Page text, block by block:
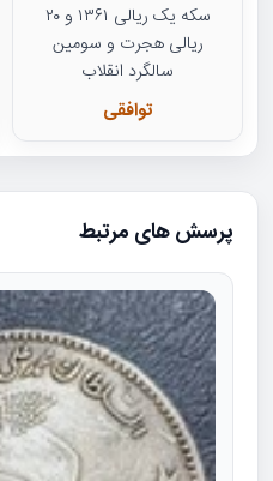
سکه یک ریالی ۱۳۶۱ و ۲۰
ریالی هجرت و سومین
سالگرد انقلاب
توافقی
پرسش های مرتبط